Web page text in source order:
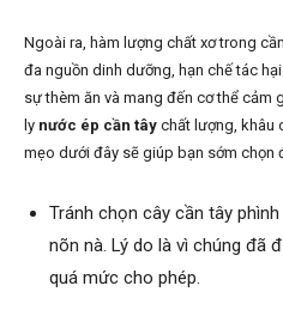
Ngoài ra, hàm lượng chất xơ trong
đa nguồn dinh dưỡng, hạn chế tác
sự thèm ăn và mang đến cơ thể cảm
ly nước ép cần tây chất lượng, khâu
mẹo dưới đây sẽ giúp bạn sớm chọn
Tránh chọn cây cần tây
nõn nà. Lý do là vì chúng đã
quá mức cho phép.